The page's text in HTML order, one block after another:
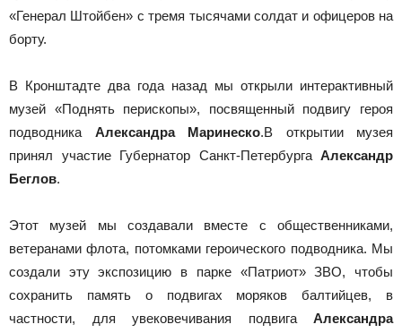
«Генерал Штойбен» с тремя тысячами солдат и офицеров на
борту.
В Кронштадте два года назад мы открыли интерактивный
музей «Поднять перископы», посвященный подвигу героя
подводника Александра Маринеско.В открытии музея
принял участие Губернатор Санкт-Петербурга Александр
Беглов.
Этот музей мы создавали вместе с общественниками,
ветеранами флота, потомками героического подводника. Мы
создали эту экспозицию в парке «Патриот» ЗВО, чтобы
сохранить память о подвигах моряков балтийцев, в
частности, для увековечивания подвига Александра